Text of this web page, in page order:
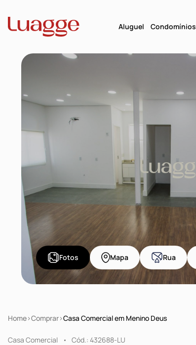
Aluguel Condomínios
Fotos Mapa Rua
Home Comprar Casa Comercial em Menino Deus
Casa Comercial Cód.: 432688-LU